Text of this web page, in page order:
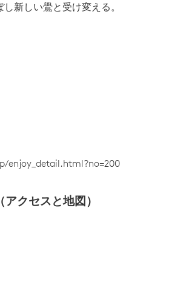
新しい鷽と受け変える。
enjoy_detail.html?no=200
クセスと地図）